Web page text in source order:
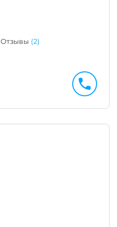
Отзывы (2)